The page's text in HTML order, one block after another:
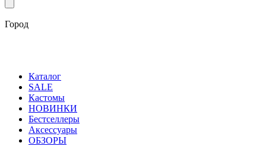
Город
Каталог
SALE
Кастомы
НОВИНКИ
Бестселлеры
Аксессуары
ОБЗОРЫ